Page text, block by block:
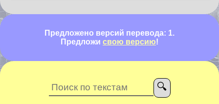
Предложено версий перевода: 1.
Предложи свою версию!